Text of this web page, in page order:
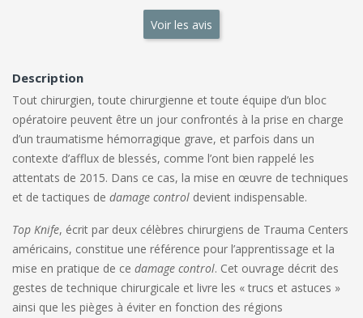
Voir les avis
Description
Tout chirurgien, toute chirurgienne et toute équipe d’un bloc
opératoire peuvent être un jour confrontés à la prise en charge
d’un traumatisme hémorragique grave, et parfois dans un
contexte d’afflux de blessés, comme l’ont bien rappelé les
attentats de 2015. Dans ce cas, la mise en œuvre de techniques
et de tactiques de damage control devient indispensable.
Top Knife, écrit par deux célèbres chirurgiens de Trauma Centers
américains, constitue une référence pour l’apprentissage et la
mise en pratique de ce damage control. Cet ouvrage décrit des
gestes de technique chirurgicale et livre les « trucs et astuces »
ainsi que les pièges à éviter en fonction des régions